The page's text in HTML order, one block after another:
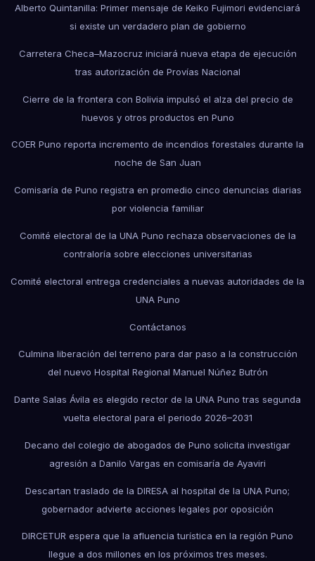
Alberto Quintanilla: Primer mensaje de Keiko Fujimori evidenciará
si existe un verdadero plan de gobierno
Carretera Checa–Mazocruz iniciará nueva etapa de ejecución
tras autorización de Provías Nacional
Cierre de la frontera con Bolivia impulsó el alza del precio de
huevos y otros productos en Puno
COER Puno reporta incremento de incendios forestales durante la
noche de San Juan
Comisaría de Puno registra en promedio cinco denuncias diarias
por violencia familiar
Comité electoral de la UNA Puno rechaza observaciones de la
contraloría sobre elecciones universitarias
Comité electoral entrega credenciales a nuevas autoridades de la
UNA Puno
Contáctanos
Culmina liberación del terreno para dar paso a la construcción
del nuevo Hospital Regional Manuel Núñez Butrón
Dante Salas Ávila es elegido rector de la UNA Puno tras segunda
vuelta electoral para el periodo 2026–2031
Decano del colegio de abogados de Puno solicita investigar
agresión a Danilo Vargas en comisaría de Ayaviri
Descartan traslado de la DIRESA al hospital de la UNA Puno;
gobernador advierte acciones legales por oposición
DIRCETUR espera que la afluencia turística en la región Puno
llegue a dos millones en los próximos tres meses.